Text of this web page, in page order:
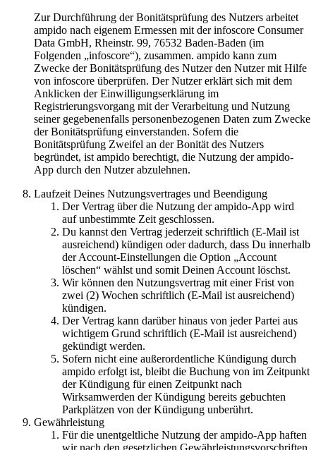
Zur Durchführung der Bonitätsprüfung des Nutzers arbeitet
ampido nach eigenem Ermessen mit der infoscore Consumer
Data GmbH, Rheinstr. 99, 76532 Baden-Baden (im
Folgenden „infoscore“), zusammen. ampido kann zum
Zwecke der Bonitätsprüfung des Nutzer den Nutzer mit Hilfe
von infoscore überprüfen. Der Nutzer erklärt sich mit dem
Anklicken der Einwilligungserklärung im
Registrierungsvorgang mit der Verarbeitung und Nutzung
seiner gegebenenfalls personenbezogenen Daten zum Zwecke
der Bonitätsprüfung einverstanden. Sofern die
Bonitätsprüfung Zweifel an der Bonität des Nutzers
begründet, ist ampido berechtigt, die Nutzung der ampido-
App durch den Nutzer abzulehnen.
Laufzeit Deines Nutzungsvertrages und Beendigung
Der Vertrag über die Nutzung der ampido-App wird
auf unbestimmte Zeit geschlossen.
Du kannst den Vertrag jederzeit schriftlich (E-Mail ist
ausreichend) kündigen oder dadurch, dass Du innerhalb
der Account-Einstellungen die Option „Account
löschen“ wählst und somit Deinen Account löschst.
Wir können den Nutzungsvertrag mit einer Frist von
zwei (2) Wochen schriftlich (E-Mail ist ausreichend)
kündigen.
Der Vertrag kann darüber hinaus von jeder Partei aus
wichtigem Grund schriftlich (E-Mail ist ausreichend)
gekündigt werden.
Sofern nicht eine außerordentliche Kündigung durch
ampido erfolgt ist, bleibt die Buchung von im Zeitpunkt
der Kündigung für einen Zeitpunkt nach
Wirksamwerden der Kündigung bereits gebuchten
Parkplätzen von der Kündigung unberührt.
Gewährleistung
Für die unentgeltliche Nutzung der ampido-App haften
wir nach den gesetzlichen Gewährleistungsvorschriften.